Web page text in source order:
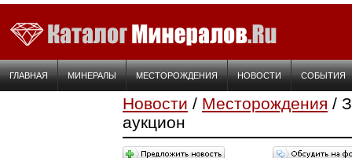
ГЛАВНАЯ МИНЕРАЛЫ МЕСТОРОЖДЕНИЯ НОВОСТИ СОБЫТИЯ
Новости / Месторождения /
аукцион